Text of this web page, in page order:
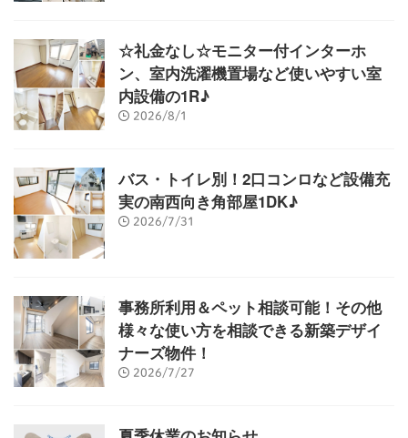
☆礼金なし☆モニター付インターホ
ン、室内洗濯機置場など使いやすい室
内設備の1R♪
2026/8/1
バス・トイレ別！2口コンロなど設備充
実の南西向き角部屋1DK♪
2026/7/31
事務所利用＆ペット相談可能！その他
様々な使い方を相談できる新築デザイ
ナーズ物件！
2026/7/27